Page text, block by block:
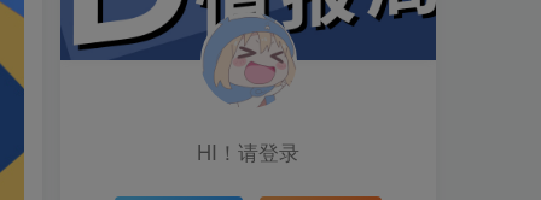
HI！请登录